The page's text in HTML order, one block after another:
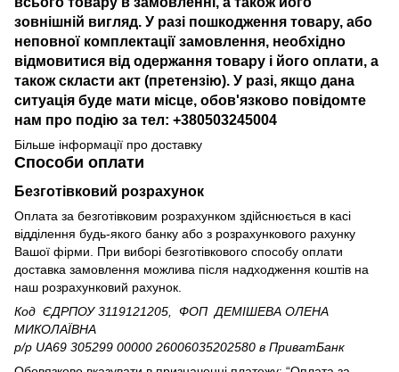
зовнішній вигляд. У разі пошкодження товару, або
неповної комплектації замовлення, необхідно
відмовитися від одержання товару і його оплати, а
також скласти акт (претензію). У разі, якщо дана
ситуація буде мати місце, обов'язково повідомте
нам про подію за тел: +380503245004
Більше інформації про доставку
Способи оплати
Безготівковий розрахунок
Оплата за безготівковим розрахунком здійснюється в касі
відділення будь-якого банку або з розрахункового рахунку
Вашої фірми. При виборі безготівкового способу оплати
доставка замовлення можлива після надходження коштів на
наш розрахунковий рахунок.
Код ЄДРПОУ 3119121205, ФОП ДЕМІШЕВА ОЛЕНА
МИКОЛАЇВНА
р/р UA69 305299 00000 26006035202580 в ПриватБанк